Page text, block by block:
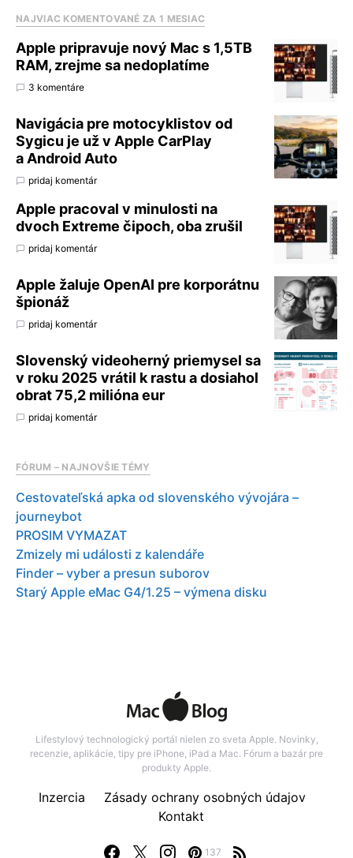
NAJVIAC KOMENTOVANÉ ZA 1 MESIAC
Apple pripravuje nový Mac s 1,5TB
RAM, zrejme sa nedoplatíme
3 komentáre
Navigácia pre motocyklistov od
Sygicu je už v Apple CarPlay
a Android Auto
pridaj komentár
Apple pracoval v minulosti na
dvoch Extreme čipoch, oba zrušil
pridaj komentár
Apple žaluje OpenAI pre korporátnu
špionáž
pridaj komentár
Slovenský videoherný priemysel sa
v roku 2025 vrátil k rastu a dosiahol
obrat 75,2 milióna eur
pridaj komentár
FÓRUM – NAJNOVŠIE TÉMY
Cestovateľská apka od slovenského vývojára –
journeybot
PROSIM VYMAZAT
Zmizely mi události z kalendáře
Finder – vyber a presun suborov
Starý Apple eMac G4/1.25 – výmena disku
Lifestylový technologický portál nielen zo sveta Apple. Novinky,
recenzie, aplikácie, tipy pre iPhone, iPad a Mac. Fórum a bazár pre
produkty Apple.
137
Inzercia
Zásady ochrany osobných údajov
Kontakt